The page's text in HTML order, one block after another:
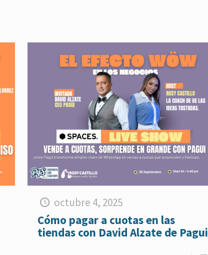
octubre 4, 2025
Cómo pagar a cuotas en las
tiendas con David Alzate de Pagui